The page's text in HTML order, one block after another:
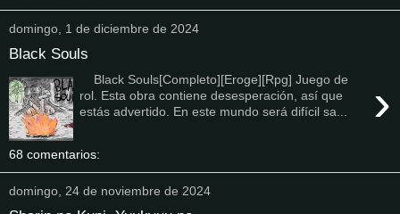
domingo, 1 de diciembre de 2024
Black Souls
›
Black Souls[Completo][Eroge][Rpg] Juego de
rol. Esta obra contiene desesperación, así que
estás advertido. En este mundo será difícil sa...
68 comentarios:
domingo, 24 de noviembre de 2024